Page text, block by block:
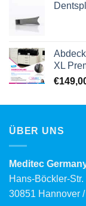
XL
€
ÜBER UNS
Meditec
Hans-Böckler-
30851 Hannover